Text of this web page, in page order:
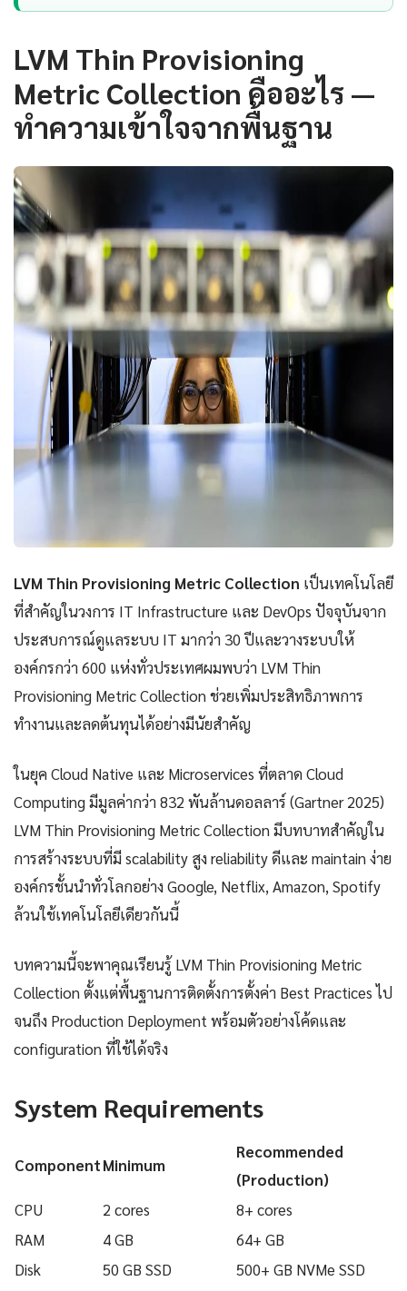
LVM Thin Provisioning
Metric Collection คืออะไร —
ทำความเข้าใจจากพื้นฐาน
LVM Thin Provisioning Metric Collection เป็นเทคโนโลยี
ที่สำคัญในวงการ IT Infrastructure และ DevOps ปัจจุบันจาก
ประสบการณ์ดูแลระบบ IT มากว่า 30 ปีและวางระบบให้
องค์กรกว่า 600 แห่งทั่วประเทศผมพบว่า LVM Thin
Provisioning Metric Collection ช่วยเพิ่มประสิทธิภาพการ
ทำงานและลดต้นทุนได้อย่างมีนัยสำคัญ
ในยุค Cloud Native และ Microservices ที่ตลาด Cloud
Computing มีมูลค่ากว่า 832 พันล้านดอลลาร์ (Gartner 2025)
LVM Thin Provisioning Metric Collection มีบทบาทสำคัญใน
การสร้างระบบที่มี scalability สูง reliability ดีและ maintain ง่าย
องค์กรชั้นนำทั่วโลกอย่าง Google, Netflix, Amazon, Spotify
ล้วนใช้เทคโนโลยีเดียวกันนี้
บทความนี้จะพาคุณเรียนรู้ LVM Thin Provisioning Metric
Collection ตั้งแต่พื้นฐานการติดตั้งการตั้งค่า Best Practices ไป
จนถึง Production Deployment พร้อมตัวอย่างโค้ดและ
configuration ที่ใช้ได้จริง
System Requirements
ComponentMinimum
Recommended
(Production)
CPU
2 cores
8+ cores
RAM
4 GB
64+ GB
Disk
50 GB SSD
500+ GB NVMe SSD